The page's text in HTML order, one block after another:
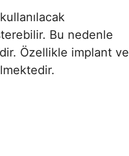
Bu nedenle
Özellikle implant ve